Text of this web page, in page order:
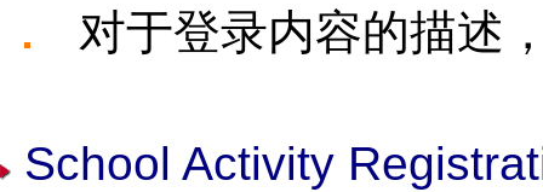
对于登录内容的描述
School Activity